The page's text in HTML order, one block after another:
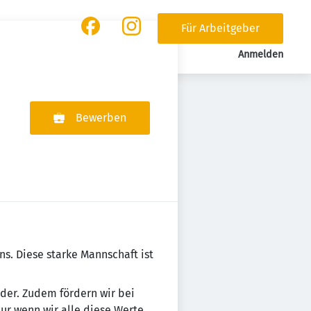
Für Arbeitgeber
Anmelden
Bewerben
Diese starke Mannschaft ist
Zudem fördern wir bei